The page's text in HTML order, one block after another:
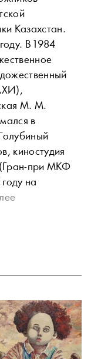
Казахстан.
В 1984
М. М.
в
киностудия
при МКФ
на